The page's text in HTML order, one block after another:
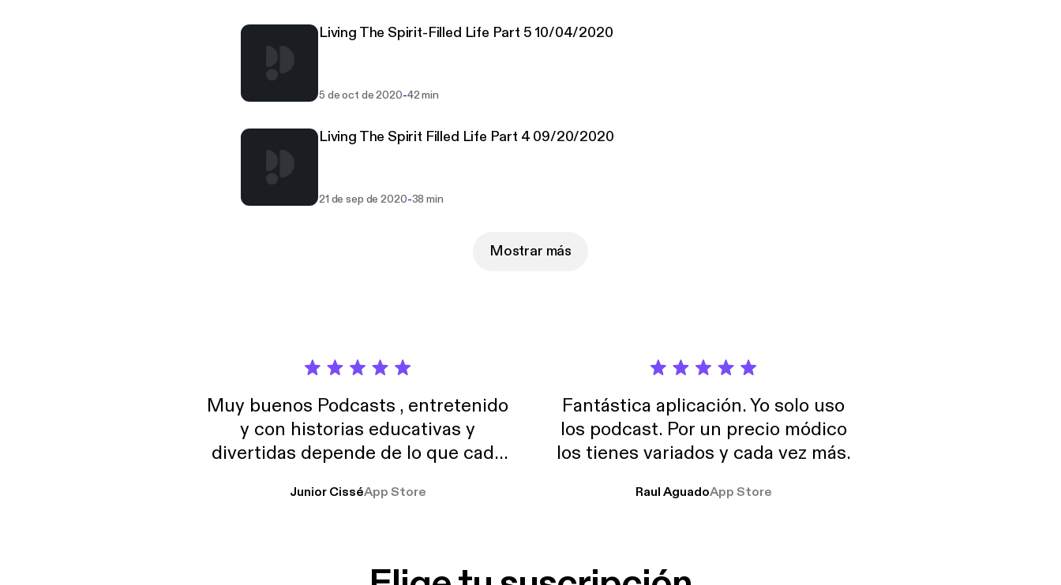
Living The Spirit-Filled Life Part 5 10/04/2020
5 de oct de 2020-42 min
Living The Spirit Filled Life Part 4 09/20/2020
21 de sep de 2020-38 min
Mostrar más
Muy buenos Podcasts , entretenido
y con historias educativas y
divertidas depende de lo que cada
trabajo ya que estoy muchas horas
Junior CisséApp Store
Fantástica aplicación. Yo solo uso
los podcast. Por un precio módico
los tienes variados y cada vez más.
Raul AguadoApp Store